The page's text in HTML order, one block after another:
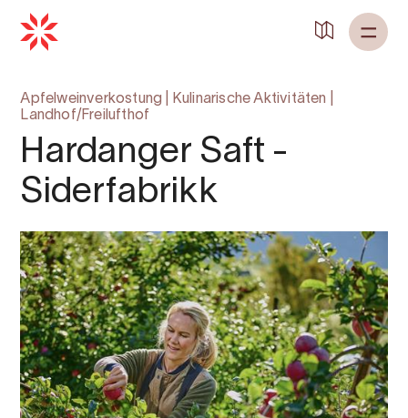
Apfelweinverkostung Kulinarische Aktivitäten
Landhof/Freilufthof
Hardanger Saft -
Siderfabrikk